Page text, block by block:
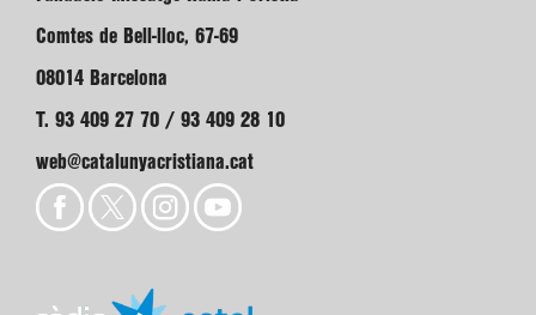
Comtes de Bell-lloc, 67-69
08014 Barcelona
T. 93 409 27 70 / 93 409 28 10
web@catalunyacristiana.cat